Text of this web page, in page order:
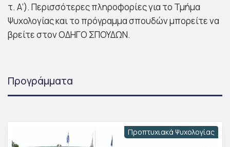
τ. Α’). Περισσότερες πληροφορίες για το Τμήμα
Ψυχολογίας και το πρόγραμμα σπουδών μπορείτε να
βρείτε στον ΟΔΗΓΟ ΣΠΟΥΔΩΝ.
Προγράμματα
Προπτυχιακά Ψυχολογίας